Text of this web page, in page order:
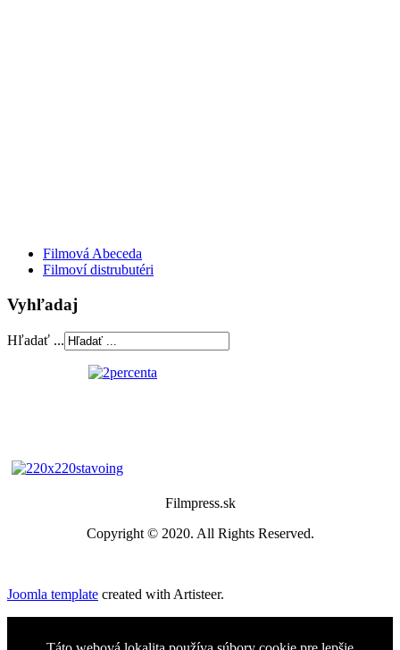
Filmová Abeceda
Filmoví distrubutéri
Vyhľadaj
Hľadať ...
Filmpress.sk
Copyright © 2020. All Rights Reserved.
Joomla template created with Artisteer.